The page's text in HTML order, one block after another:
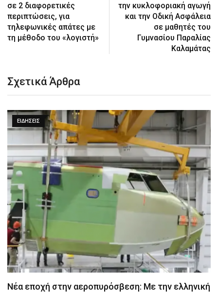
σε 2 διαφορετικές
περιπτώσεις, για
τηλεφωνικές απάτες με
τη μέθοδο του «λογιστή»
την κυκλοφοριακή αγωγή
και την Οδική Ασφάλεια
σε μαθητές του
Γυμνασίου Παραλίας
Καλαμάτας
Σχετικά Άρθρα
ΕΙΔΉΣΕΙΣ
Νέα εποχή στην αεροπυρόσβεση: Με την ελληνική